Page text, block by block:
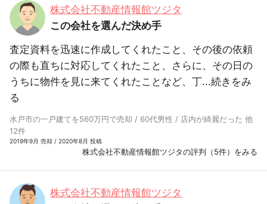
株式会社不動産情報館ツジタ
この会社を選んだ決め手
査定資料を迅速に作成してくれたこと、その後の依頼
の際も直ちに対応してくれたこと、さらに、その日の
うちに物件を見に来てくれたことなど、丁...続きをみ
る
水戸市の一戸建てを560万円で売却 / 60代男性 / 店内が綺麗だった 他
12件
2019年9月 売却 / 2020年8月 投稿
株式会社不動産情報館ツジタの評判（5件）をみる
株式会社不動産情報館ツジタ